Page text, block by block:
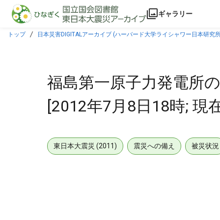
本文に飛ぶ
ギャラリー
トップ 日本災害DIGITALアーカイブ (ハーバード大学ライシャワー日本研究
福島第一原子力発電所
[2012年7月8日18時; 現
東日本大震災 (2011) 震災への備え 被災状況